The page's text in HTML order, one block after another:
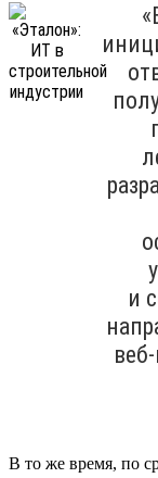
и
В то же время, по